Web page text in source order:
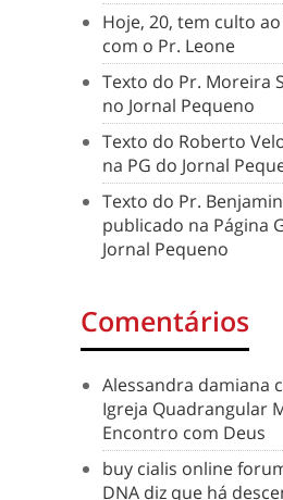
Hoje, 20, tem culto ao
com o Pr. Leone
Texto do Pr. Moreira
no Jornal Pequeno
Texto do Roberto
na PG do Jornal
Texto do Pr.
publicado na Página
Jornal Pequeno
Comentários
Alessandra damiana
Igreja Quadrangular
Encontro com Deus
buy cialis online
DNA diz que há